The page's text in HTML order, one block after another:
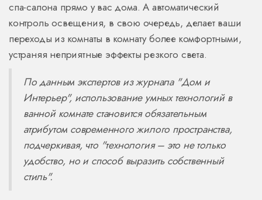
спа-салона прямо у вас дома. А автоматический
контроль освещения, в свою очередь, делает ваши
переходы из комнаты в комнату более комфортными,
устраняя неприятные эффекты резкого света.
По данным экспертов из журнала "Дом и
Интерьер", использование умных технологий в
ванной комнате становится обязательным
атрибутом современного жилого пространства,
подчеркивая, что "технология – это не только
удобство, но и способ выразить собственный
стиль".